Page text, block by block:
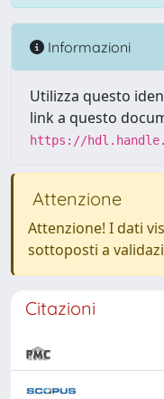
Informazioni
Utilizza questo
link a questo
https://
Attenzione
Attenzione! I dati
sottoposti a
Citazioni